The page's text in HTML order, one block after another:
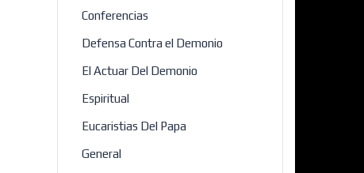
Conferencias
Defensa Contra el Demonio
El Actuar Del Demonio
Espiritual
Eucaristias Del Papa
General